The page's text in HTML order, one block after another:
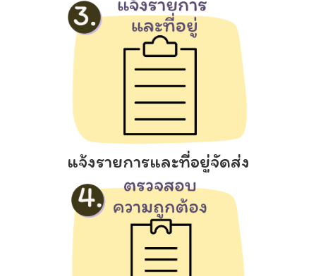
แจ้งรายการและที่อยู่จัดส่ง